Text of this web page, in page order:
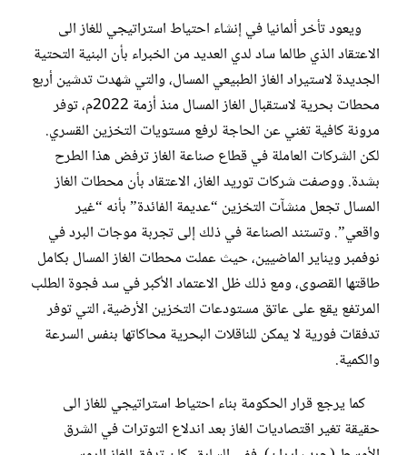
ويعود تأخر ألمانيا في إنشاء احتياط استراتيجي للغاز الى
الاعتقاد الذي طالما ساد لدي العديد من الخبراء بأن البنية التحتية
الجديدة لاستيراد الغاز الطبيعي المسال، والتي شهدت تدشين أربع
محطات بحرية لاستقبال الغاز المسال منذ أزمة 2022م، توفر
مرونة كافية تغني عن الحاجة لرفع مستويات التخزين القسري.
لكن الشركات العاملة في قطاع صناعة الغاز ترفض هذا الطرح
بشدة. ووصفت شركات توريد الغاز، الاعتقاد بأن محطات الغاز
المسال تجعل منشآت التخزين “عديمة الفائدة” بأنه “غير
واقعي”. وتستند الصناعة في ذلك إلى تجربة موجات البرد في
نوفمبر ويناير الماضيين، حيث عملت محطات الغاز المسال بكامل
طاقتها القصوى، ومع ذلك ظل الاعتماد الأكبر في سد فجوة الطلب
المرتفع يقع على عاتق مستودعات التخزين الأرضية، التي توفر
تدفقات فورية لا يمكن للناقلات البحرية محاكاتها بنفس السرعة
والكمية.
كما يرجع قرار الحكومة بناء احتياط استراتيجي للغاز الى
حقيقة تغير اقتصاديات الغاز بعد اندلاع التوترات في الشرق